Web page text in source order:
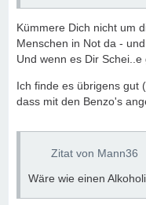
Kümmere Dich nicht um
Menschen in Not da -
Und wenn es Dir
Ich finde es übrigens gut
dass mit den Benzo's
Zitat von Mann36
Wäre wie einen